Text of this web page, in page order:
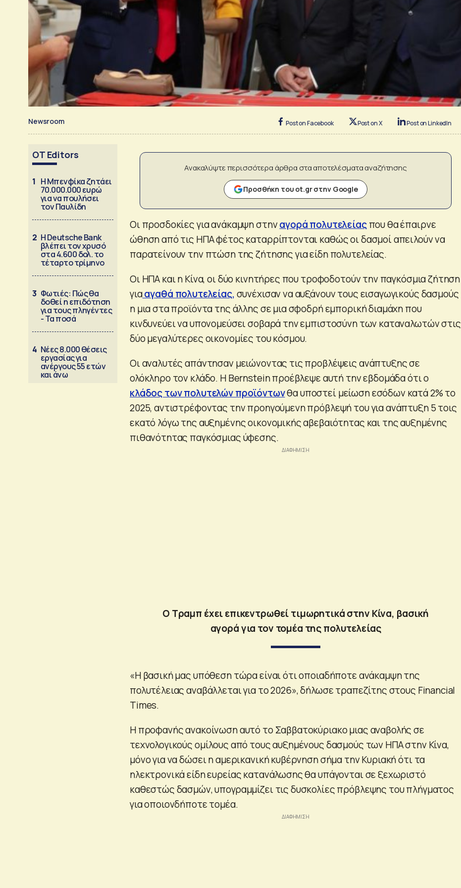
Newsroom Post on Facebook Post on X Post on LinkedIn
OT Editors
1 Η Μπενφίκα ζητάει
70.000.000 ευρώ
για να πουλήσει
τον Παυλίδη
2 Η Deutsche Bank
βλέπει τον χρυσό
στα 4.600 δολ. το
τέταρτο τρίμηνο
3 Φωτιές: Πώς θα
δοθεί η επιδότηση
για τους πληγέντες
- Τα ποσά
4 Νέες 8.000 θέσεις
εργασίας για
ανέργους 55 ετών
και άνω
Ανακαλύψτε περισσότερα άρθρα στα αποτελέσματα αναζήτησης
Προσθήκη του ot.gr στην Google
Οι προσδοκίες για ανάκαμψη στηναγορά πολυτελείαςπου θα έπαιρνε
ώθηση από τις ΗΠΑ φέτος καταρρίπτονται καθώς οι δασμοί απειλούν να
παρατείνουν την πτώση της ζήτησης για είδη πολυτελείας.
Οι ΗΠΑ και η Κίνα, οι δύο κινητήρες που τροφοδοτούν την παγκόσμια ζήτηση
γιααγαθά πολυτελείας,συνέχισαν να αυξάνουν τους εισαγωγικούς δασμούς
η μια στα προϊόντα της άλλης σε μια σφοδρή εμπορική διαμάχη που
κινδυνεύει να υπονομεύσει σοβαρά την εμπιστοσύνη των καταναλωτών στις
δύο μεγαλύτερες οικονομίες του κόσμου.
Οι αναλυτές απάντησαν μειώνοντας τις προβλέψεις ανάπτυξης σε
ολόκληρο τον κλάδο. Η Bernstein προέβλεψε αυτή την εβδομάδα ότι ο
κλάδος των πολυτελών προϊόντωνθα υποστεί μείωση εσόδων κατά 2% το
2025, αντιστρέφοντας την προηγούμενη πρόβλεψή του για ανάπτυξη 5 τοις
εκατό λόγω της αυξημένης οικονομικής αβεβαιότητας και της αυξημένης
πιθανότητας παγκόσμιας ύφεσης.
Ο Τραμπ έχει επικεντρωθεί τιμωρητικά στην Κίνα, βασική
αγορά για τον τομέα της πολυτελείας
«Η βασική μας υπόθεση τώρα είναι ότι οποιαδήποτε ανάκαμψη της
πολυτέλειας αναβάλλεται για το 2026», δήλωσε τραπεζίτης στους Financial
Times.
Η προφανής ανακοίνωση αυτό το Σαββατοκύριακο μιας αναβολής σε
τεχνολογικούς ομίλους από τους αυξημένους δασμούς των ΗΠΑ στην Κίνα,
μόνο για να δώσει η αμερικανική κυβέρνηση σήμα την Κυριακή ότι τα
ηλεκτρονικά είδη ευρείας κατανάλωσης θα υπάγονται σε ξεχωριστό
καθεστώς δασμών, υπογραμμίζει τις δυσκολίες πρόβλεψης του πλήγματος
για οποιονδήποτε τομέα.